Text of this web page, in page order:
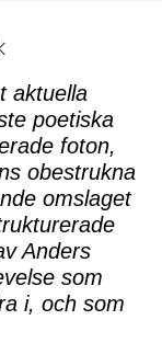
aktuella
poetiska
foton,
obestrukna
omslaget
Anders
som
i, och som